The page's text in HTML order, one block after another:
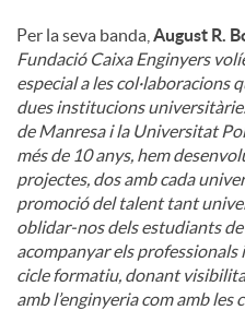
Per la seva banda, August R.
Fundació Caixa Enginyers
especial a les col·laboracions
dues institucions
de Manresa i la Universitat
més de 10 anys, hem
projectes, dos amb cada
promoció del talent tant
oblidar-nos dels estudiants
acompanyar els professionals
cicle formatiu, donant
amb l’enginyeria com amb les